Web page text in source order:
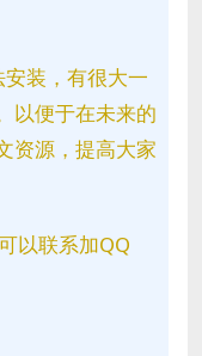
装，有很大一
以便于在未来的
资源，提高大家
以联系加QQ